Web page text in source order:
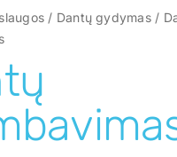
/ Dantų gydymas/